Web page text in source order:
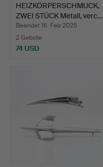
HEIZKÖRPERSCHMUCK,
ZWEI STÜCK Metall, verc…
Beendet 16. Feb 2025
2 Gebote
74 USD